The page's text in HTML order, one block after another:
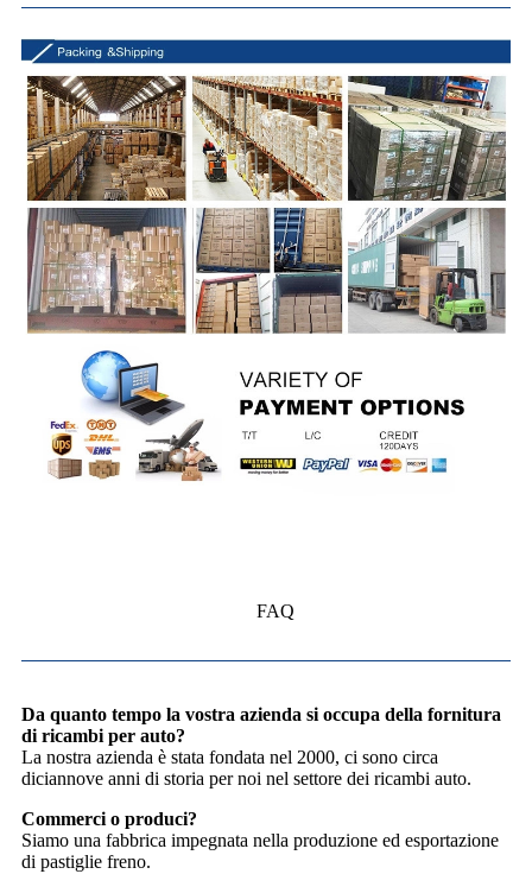
FAQ
Da quanto tempo la vostra azienda si occupa della fornitura
di ricambi per auto?
La nostra azienda è stata fondata nel 2000, ci sono circa
diciannove anni di storia per noi nel settore dei ricambi auto.
Commerci o produci?
Siamo una fabbrica impegnata nella produzione ed esportazione
di pastiglie freno.